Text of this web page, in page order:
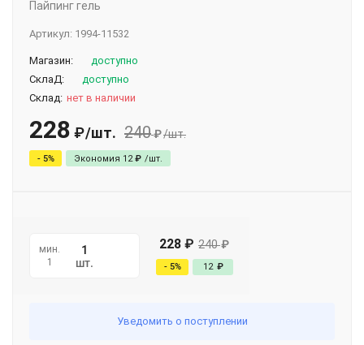
Пайпинг гель
Артикул: 1994-11532
Магазин:
доступно
СклаД:
доступно
Склад: нет в наличии
228 ₽/шт. 240₽/шт.
- 5% Экономия 12 ₽ /шт.
мин.
1
шт.
228 ₽ 240 ₽
- 5% 12 ₽
Уведомить о поступлении